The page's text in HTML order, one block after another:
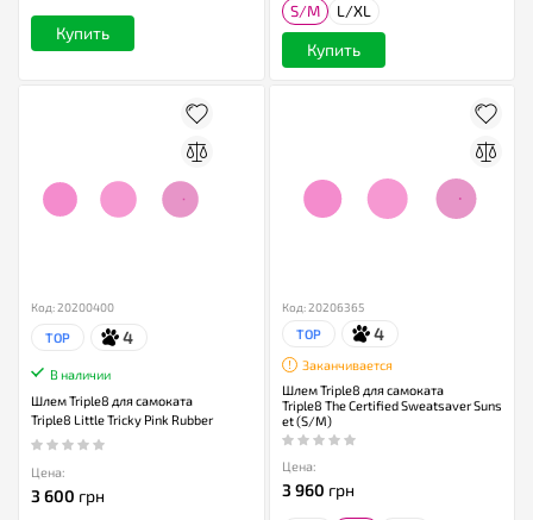
Купить
S/M L/XL
Купить
Код: 20200400
TOP 4
В наличии
Шлем Triple8 для самоката
Triple8 Little Tricky Pink Rubber
Цена:
3 600 грн
Код: 20206365
TOP 4
Заканчивается
Шлем Triple8 для самоката
Triple8 The Certified Sweatsaver Suns
et (S/M)
Цена:
3 960 грн